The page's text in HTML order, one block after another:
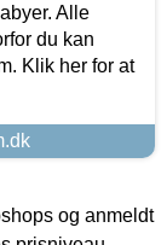
Alle
du kan
Klik her for at
og anmeldt